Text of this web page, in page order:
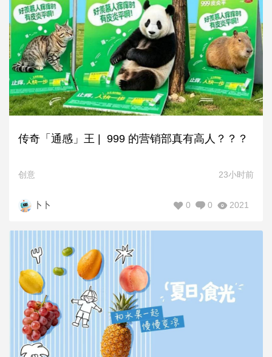
传奇「通感」王 | 999 的营销部真有高人？？？
创意 23小时前
卜卜 2021
0
0